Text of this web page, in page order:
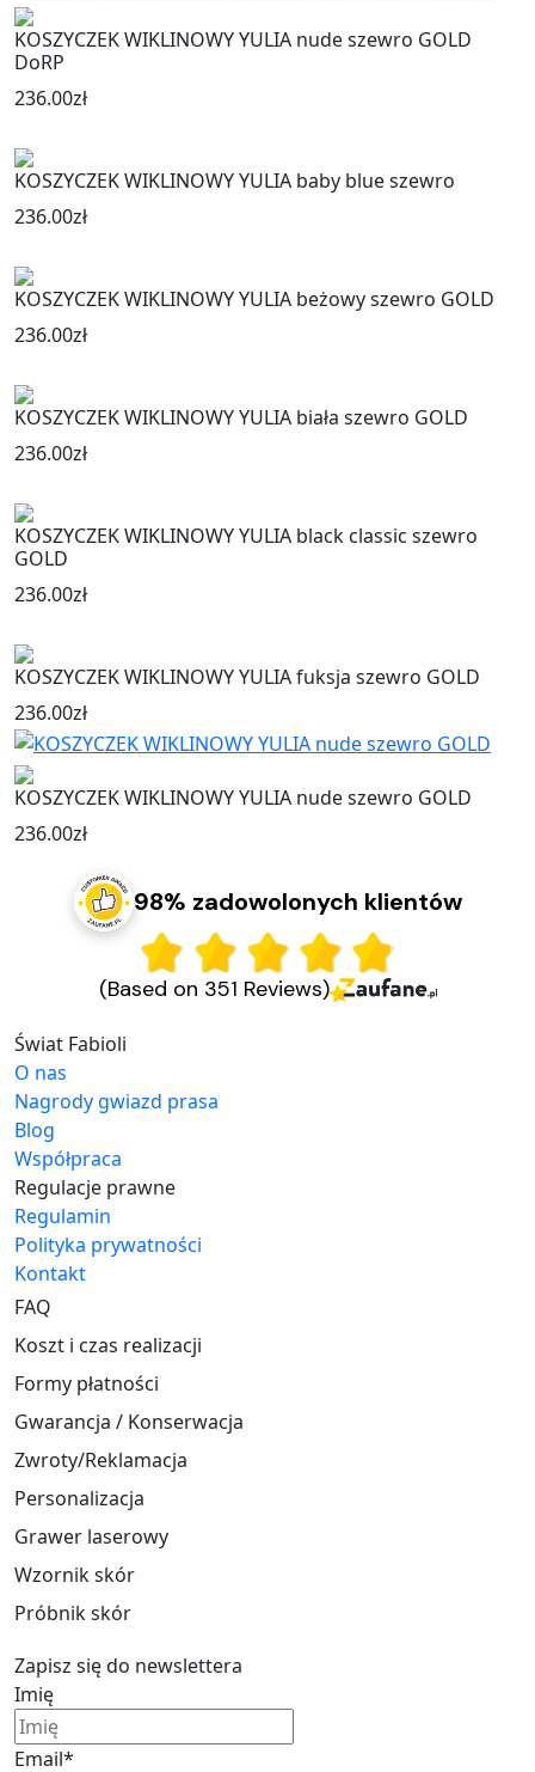
KOSZYCZEK WIKLINOWY YULIA nude szewro GOLD
DoRP
236.00zł
KOSZYCZEK WIKLINOWY YULIA baby blue szewro
236.00zł
KOSZYCZEK WIKLINOWY YULIA beżowy szewro GOLD
236.00zł
KOSZYCZEK WIKLINOWY YULIA biała szewro GOLD
236.00zł
KOSZYCZEK WIKLINOWY YULIA black classic szewro
GOLD
236.00zł
KOSZYCZEK WIKLINOWY YULIA fuksja szewro GOLD
236.00zł
KOSZYCZEK WIKLINOWY YULIA nude szewro GOLD
236.00zł
98% zadowolonych klientów
(Based on 351 Reviews)
Świat Fabioli
O nas
Nagrody gwiazd prasa
Blog
Współpraca
Regulacje prawne
Regulamin
Polityka prywatności
Kontakt
FAQ
Koszt i czas realizacji
Formy płatności
Gwarancja / Konserwacja
Zwroty/Reklamacja
Personalizacja
Grawer laserowy
Wzornik skór
Próbnik skór
Zapisz się do newslettera
Imię
Email*